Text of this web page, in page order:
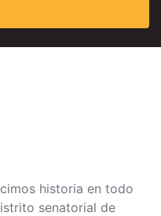
historia en todo
senatorial de